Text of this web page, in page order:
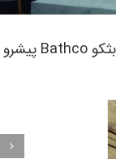
انواع لوازم بهداشتی ساختمانی اسپانیایی – بثکو Bathco پیشرو